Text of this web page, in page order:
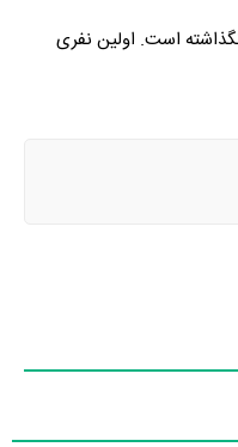
است. اولین نفری